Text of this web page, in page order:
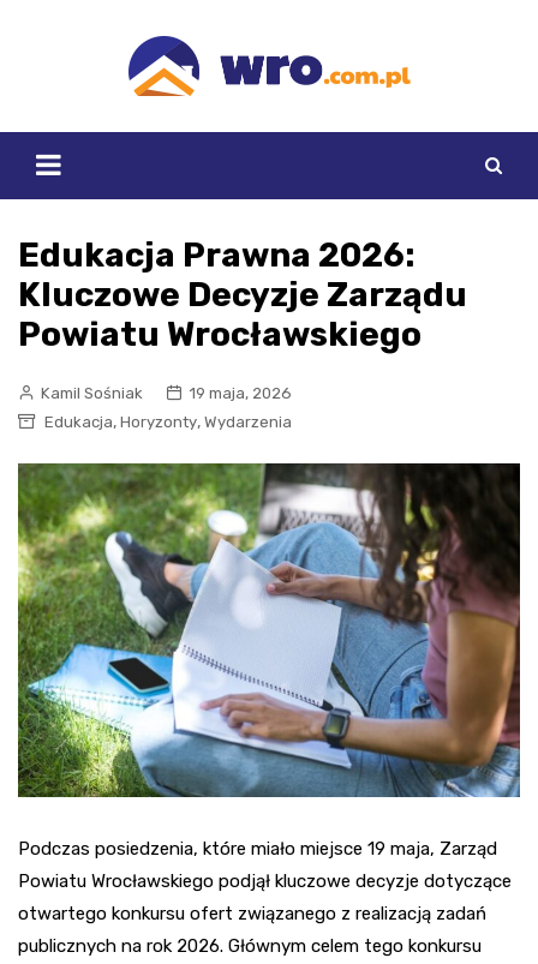
Edukacja Prawna 2026:
Kluczowe Decyzje Zarządu
Powiatu Wrocławskiego
Kamil Sośniak
19 maja, 2026
Edukacja, Horyzonty, Wydarzenia
Podczas posiedzenia, które miało miejsce 19 maja, Zarząd
Powiatu Wrocławskiego podjął kluczowe decyzje dotyczące
otwartego konkursu ofert związanego z realizacją zadań
publicznych na rok 2026. Głównym celem tego konkursu